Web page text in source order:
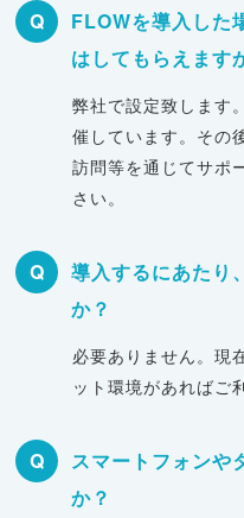
Q
FLOWを導入した
はしてもらえます
弊社で設定致します
催しています。その
訪問等を通じてサポ
さい。
Q
導入するにあたり
か？
必要ありません。現
ット環境があればご
Q
スマートフォンや
か？